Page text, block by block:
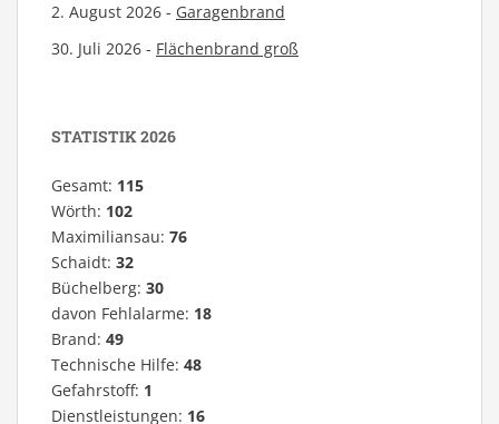
2. August 2026 - Garagenbrand
30. Juli 2026 - Flächenbrand groß
STATISTIK 2026
Gesamt: 115
Wörth: 102
Maximiliansau: 76
Schaidt: 32
Büchelberg: 30
davon Fehlalarme: 18
Brand: 49
Technische Hilfe: 48
Gefahrstoff: 1
Dienstleistungen: 16